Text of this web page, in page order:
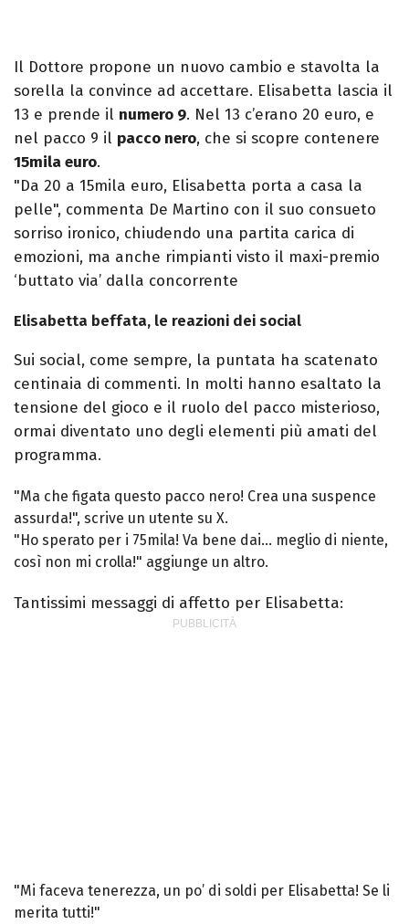
Il Dottore propone un nuovo cambio e stavolta la
sorella la convince ad accettare. Elisabetta lascia il
13 e prende il numero 9. Nel 13 c’erano 20 euro, e
nel pacco 9 il pacco nero, che si scopre contenere
15mila euro.
"Da 20 a 15mila euro, Elisabetta porta a casa la
pelle", commenta De Martino con il suo consueto
sorriso ironico, chiudendo una partita carica di
emozioni, ma anche rimpianti visto il maxi-premio
‘buttato via’ dalla concorrente
Elisabetta beffata, le reazioni dei social
Sui social, come sempre, la puntata ha scatenato
centinaia di commenti. In molti hanno esaltato la
tensione del gioco e il ruolo del pacco misterioso,
ormai diventato uno degli elementi più amati del
programma.
"Ma che figata questo pacco nero! Crea una suspence
assurda!", scrive un utente su X.
"Ho sperato per i 75mila! Va bene dai… meglio di niente,
così non mi crolla!" aggiunge un altro.
Tantissimi messaggi di affetto per Elisabetta:
"Mi faceva tenerezza, un po’ di soldi per Elisabetta! Se li
merita tutti!"